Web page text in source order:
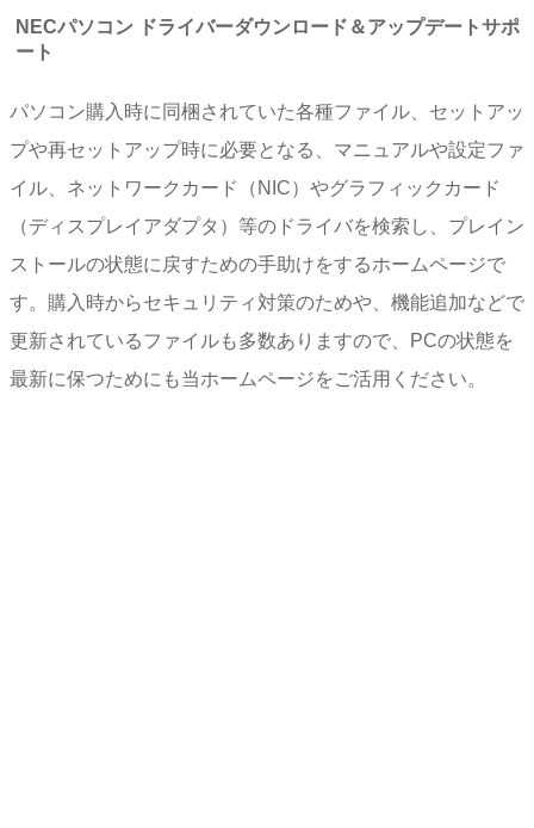
NECパソコン ドライバーダウンロード＆アップデートサポ
ート
パソコン購入時に同梱されていた各種ファイル、セットアッ
プや再セットアップ時に必要となる、マニュアルや設定ファ
イル、ネットワークカード（NIC）やグラフィックカード
（ディスプレイアダプタ）等のドライバを検索し、プレイン
ストールの状態に戻すための手助けをするホームページで
す。購入時からセキュリティ対策のためや、機能追加などで
更新されているファイルも多数ありますので、PCの状態を
最新に保つためにも当ホームページをご活用ください。